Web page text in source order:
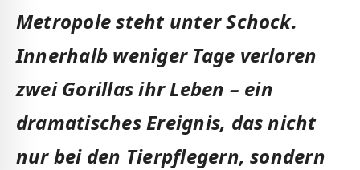
Metropole steht unter Schock.
Innerhalb weniger Tage verloren
zwei Gorillas ihr Leben – ein
dramatisches Ereignis, das nicht
nur bei den Tierpflegern, sondern